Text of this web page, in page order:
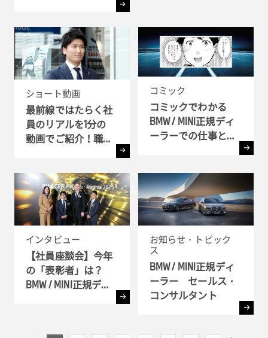
ショート動画
最前線ではたらく社
員のリアルを1分の
動画でご紹介！職種
コミック
コミックでわかる
BMW / MINI正規ディ
ーラーでの仕事とキ
インタビュー
【社員座談会】今年
の「表彰者」は？
BMW / MINI正規ディ
お知らせ・トピック
ス
BMW / MINI正規ディ
ーラー セールス・
コンサルタント